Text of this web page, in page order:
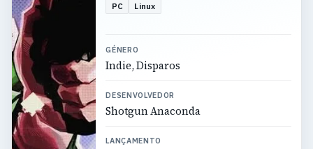
PC Linux
GÉNERO
Indie, Disparos
DESENVOLVEDOR
Shotgun Anaconda
LANÇAMENTO